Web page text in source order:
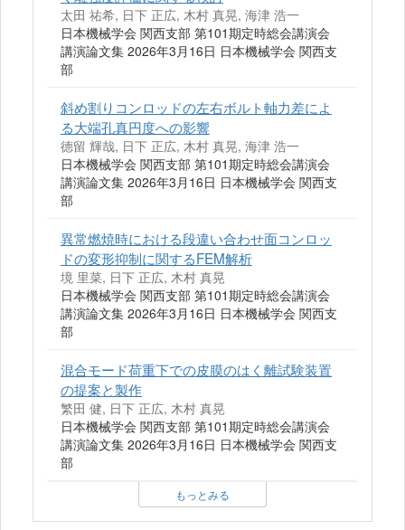
太田 祐希, 日下 正広, 木村 真晃, 海津 浩一
日本機械学会 関西支部 第101期定時総会講演会
講演論文集 2026年3月16日 日本機械学会 関西支
部
斜め割りコンロッドの左右ボルト軸力差によ
る大端孔真円度への影響
德留 輝哉, 日下 正広, 木村 真晃, 海津 浩一
日本機械学会 関西支部 第101期定時総会講演会
講演論文集 2026年3月16日 日本機械学会 関西支
部
異常燃焼時における段違い合わせ面コンロッ
ドの変形抑制に関するFEM解析
境 里菜, 日下 正広, 木村 真晃
日本機械学会 関西支部 第101期定時総会講演会
講演論文集 2026年3月16日 日本機械学会 関西支
部
混合モード荷重下での皮膜のはく離試験装置
の提案と製作
繁田 健, 日下 正広, 木村 真晃
日本機械学会 関西支部 第101期定時総会講演会
講演論文集 2026年3月16日 日本機械学会 関西支
部
もっとみる